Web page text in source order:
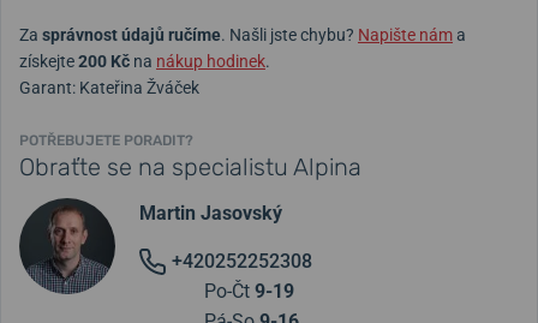
Za správnost údajů ručíme. Našli jste chybu? Napište náma
získejte200 Kč na nákup hodinek.
Garant: Kateřina Žváček
POTŘEBUJETE PORADIT?
Obraťte se na specialistu Alpina
Martin Jasovský
+420252252308
Po-Čt 9-19